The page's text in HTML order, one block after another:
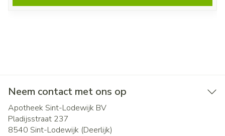
Neem contact met ons op
Apotheek Sint-Lodewijk BV
Pladijsstraat 237
8540 Sint-Lodewijk (Deerlijk)